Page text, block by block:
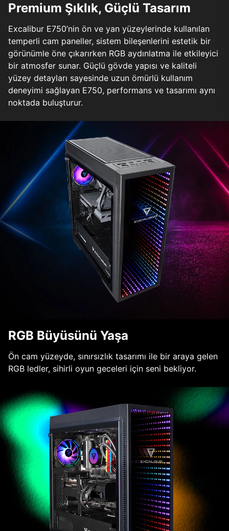
Premium Şıklık, Güçlü Tasarım
Excalibur E750’nin ön ve yan yüzeylerinde kullanılan
temperli cam paneller, sistem bileşenlerini estetik bir
görünümle öne çıkarırken RGB aydınlatma ile etkileyici
bir atmosfer sunar. Güçlü gövde yapısı ve kaliteli
yüzey detayları sayesinde uzun ömürlü kullanım
deneyimi sağlayan E750, performans ve tasarımı aynı
noktada buluşturur.
RGB Büyüsünü Yaşa
Ön cam yüzeyde, sınırsızlık tasarımı ile bir araya gelen
RGB ledler, sihirli oyun geceleri için seni bekliyor.